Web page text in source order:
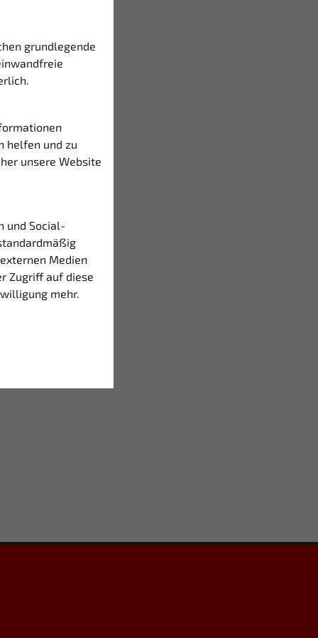
grundlegende
helfen und zu
unsere Website
und Social-
Medien
Zugriff auf diese
mehr.